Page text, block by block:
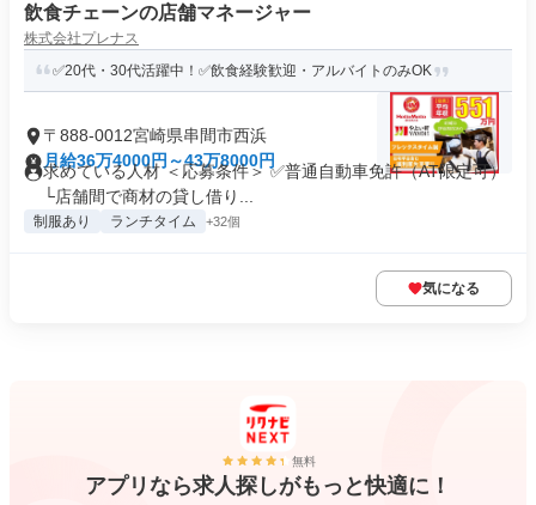
飲食チェーンの店舗マネージャー
株式会社プレナス
✅20代・30代活躍中！✅飲食経験歓迎・アルバイトのみOK
〒888-0012宮崎県串間市西浜
月給36万4000円～43万8000円
求めている人材 ＜応募条件＞ ✅普通自動車免許（AT限定可）
└店舗間で商材の貸し借り...
制服あり ランチタイム +32個
気になる
無料
アプリなら求人探しがもっと快適に！